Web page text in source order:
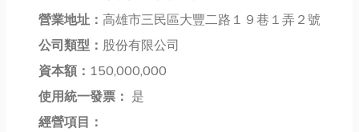
冒險穿越馬路
拍照。對此，
醒，這些菇類
外觀雖可愛，
但...
別式安排，到
後續的行政協
節都需要細心
處理，才能讓
要優點 鋁合金
鍛造應用領域
營業地址： 高雄市三民區大豐二路１９巷１弄２號
公司類型： 股份有限公司
資本額： 150,000,000
使用統一發票： 是
經營項目：